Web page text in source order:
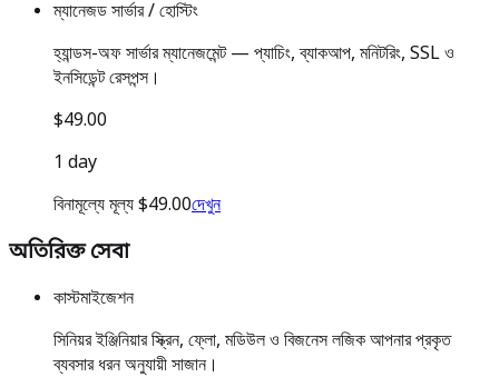
ম্যানেজড সার্ভার / হোস্টিং
হ্যান্ডস-অফ সার্ভার ম্যানেজমেন্ট — প্যাচিং, ব্যাকআপ, মনিটরিং, SSL ও
ইনসিডেন্ট রেসপন্স।
$49.00
1 day
বিনামূল্যে মূল্য $49.00দেখুন
অতিরিক্ত সেবা
কাস্টমাইজেশন
সিনিয়র ইঞ্জিনিয়ার স্ক্রিন, ফ্লো, মডিউল ও বিজনেস লজিক আপনার প্রকৃত
ব্যবসার ধরন অনুযায়ী সাজান।